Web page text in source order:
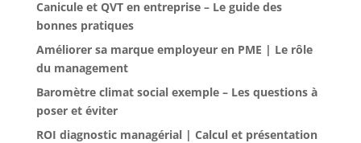
Canicule et QVT en entreprise – Le guide des
bonnes pratiques
Améliorer sa marque employeur en PME | Le rôle
du management
Baromètre climat social exemple – Les questions à
poser et éviter
ROI diagnostic managérial | Calcul et présentation